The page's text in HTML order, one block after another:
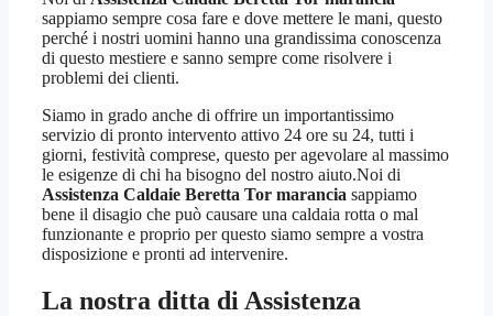
sappiamo sempre cosa fare e dove mettere le mani, questo
perché i nostri uomini hanno una grandissima conoscenza
di questo mestiere e sanno sempre come risolvere i
problemi dei clienti.
Siamo in grado anche di offrire un importantissimo
servizio di pronto intervento attivo 24 ore su 24, tutti i
giorni, festività comprese, questo per agevolare al massimo
le esigenze di chi ha bisogno del nostro aiuto.Noi di
Assistenza Caldaie Beretta Tor marancia sappiamo
bene il disagio che può causare una caldaia rotta o mal
funzionante e proprio per questo siamo sempre a vostra
disposizione e pronti ad intervenire.
La nostra ditta di Assistenza